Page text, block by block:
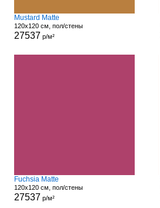
Mustard Matte
120x120 см, пол/стены
27537 р/м²
Fuchsia Matte
120x120 см, пол/стены
27537 р/м²